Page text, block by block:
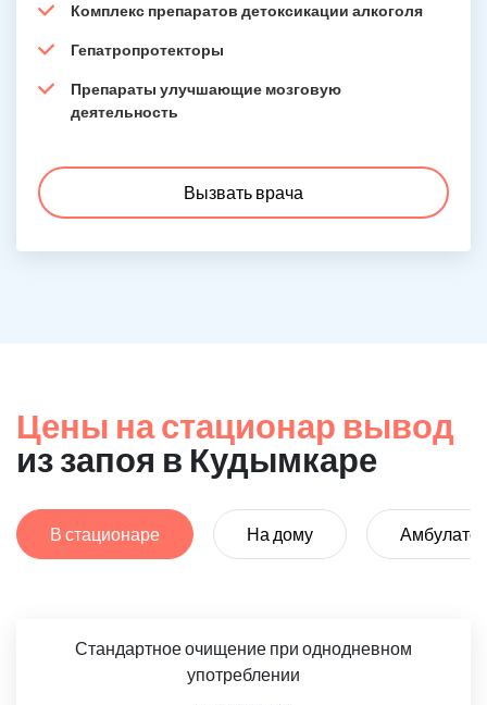
Комплекс препаратов детоксикации алкоголя
Гепатропротекторы
Препараты улучшающие мозговую
деятельность
Вызвать врача
Цены на стационар вывод
из запоя в Кудымкаре
В стационаре На дому
Стандартное очищение при однодневном
употреблении